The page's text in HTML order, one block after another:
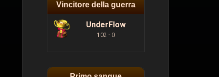
Vincitore della guerra
UnderFlow
102 - 0